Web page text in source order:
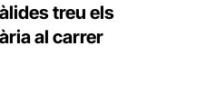
treu els
al carrer